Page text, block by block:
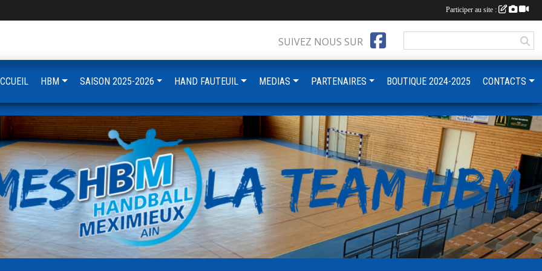
SUIVEZ NOUS SUR
HBM SAISON 2025-2026 HAND FAUTEUIL MEDIAS PARTENAIRES BOUTIQUE 2024-2025 CONTACTS
Participer au site :